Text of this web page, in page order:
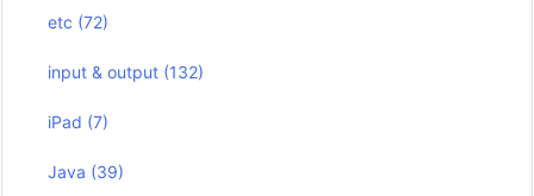
etc (72)
input & output (132)
iPad (7)
Java (39)